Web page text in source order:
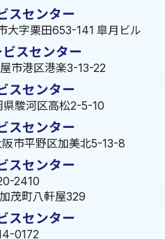
スセンター
大字栗田653-141 皐月ビル
スセンター
市港区港楽3-13-22
スセンター
駿河区高松2-5-10
スセンター
市平野区加美北5-13-8
スセンター
2410
茂町八軒屋329
スセンター
0172